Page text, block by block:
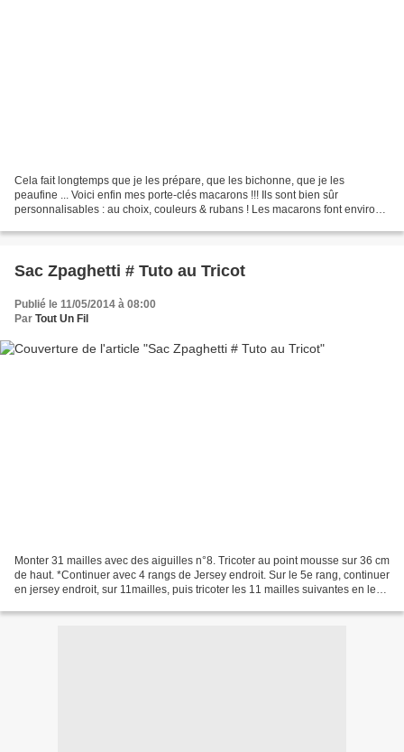
Cela fait longtemps que je les prépare, que les bichonne, que je les
peaufine ... Voici enfin mes porte-clés macarons !!! Ils sont bien sûr
personnalisables : au choix, couleurs & rubans ! Les macarons font environs
Sac Zpaghetti # Tuto au Tricot
Publié le 11/05/2014 à 08:00
Par Tout Un Fil
Monter 31 mailles avec des aiguilles n°8. Tricoter au point mousse sur 36 cm
de haut. *Continuer avec 4 rangs de Jersey endroit. Sur le 5e rang, continuer
en jersey endroit, sur 11mailles, puis tricoter les 11 mailles suivantes en les